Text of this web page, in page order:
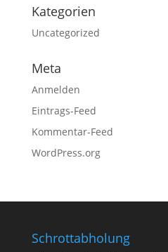
Kategorien
Uncategorized
Meta
Anmelden
Eintrags-Feed
Kommentar-Feed
WordPress.org
Schrottabholung